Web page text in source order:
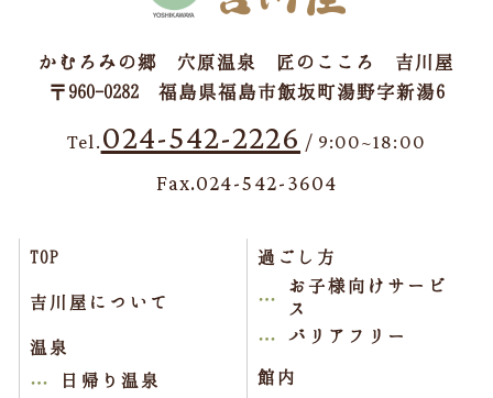
かむろみの郷 穴原温泉 匠のこころ 吉川屋
〒960-0282 福島県福島市飯坂町湯野字新湯6
Tel. 024-542-2226 / 9:00~18:00
Fax.024-542-3604
TOP
吉川屋について
温泉
日帰り温泉
過ごし方
お子様向けサービ
ス
バリアフリー
館内